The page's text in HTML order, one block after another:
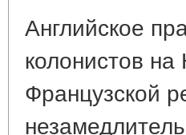
Английское
колонистов
Французской